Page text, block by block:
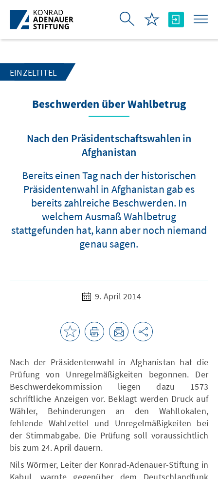
Zum Hauptinhalt springen
EINZELTITEL
Beschwerden über Wahlbetrug
Nach den Präsidentschaftswahlen in
Afghanistan
Bereits einen Tag nach der historischen
Präsidentenwahl in Afghanistan gab es
bereits zahlreiche Beschwerden. In
welchem Ausmaß Wahlbetrug
stattgefunden hat, kann aber noch niemand
genau sagen.
9. April 2014
Nach der Präsidentenwahl in Afghanistan hat die
Prüfung von Unregelmäßigkeiten begonnen. Der
Beschwerdekommission liegen dazu 1573
schriftliche Anzeigen vor. Beklagt werden Druck auf
Wähler, Behinderungen an den Wahllokalen,
fehlende Wahlzettel und Unregelmäßigkeiten bei
der Stimmabgabe. Die Prüfung soll voraussichtlich
bis zum 24. April dauern.
Nils Wörmer, Leiter der Konrad-Adenauer-Stiftung in